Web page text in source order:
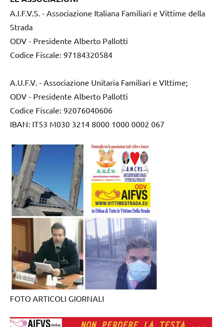
A.I.F.V.S. - Associazione Italiana Familiari e Vittime della
Strada
ODV - Presidente Alberto Pallotti
Codice Fiscale: 97184320584
A.U.F.V. - Associazione Unitaria Familiari e VIttime;
ODV - Presidente Alberto Pallotti
Codice Fiscale: 92076040606
IBAN: IT53 M030 3214 8000 1000 0002 067
FOTO ARTICOLI GIORNALI